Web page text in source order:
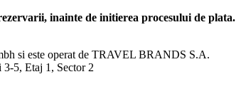
inainte de initierea procesului de plata.
si este operat de TRAVEL BRANDS S.A.
5, Etaj 1, Sector 2